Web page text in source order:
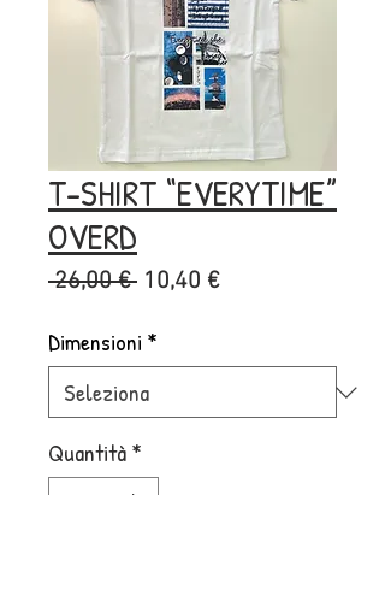
T-SHIRT “EVERYTIME”
OVERD
26,00 € Prezzo
10,40 €Prezzo
Dimensioni *
Quantità*